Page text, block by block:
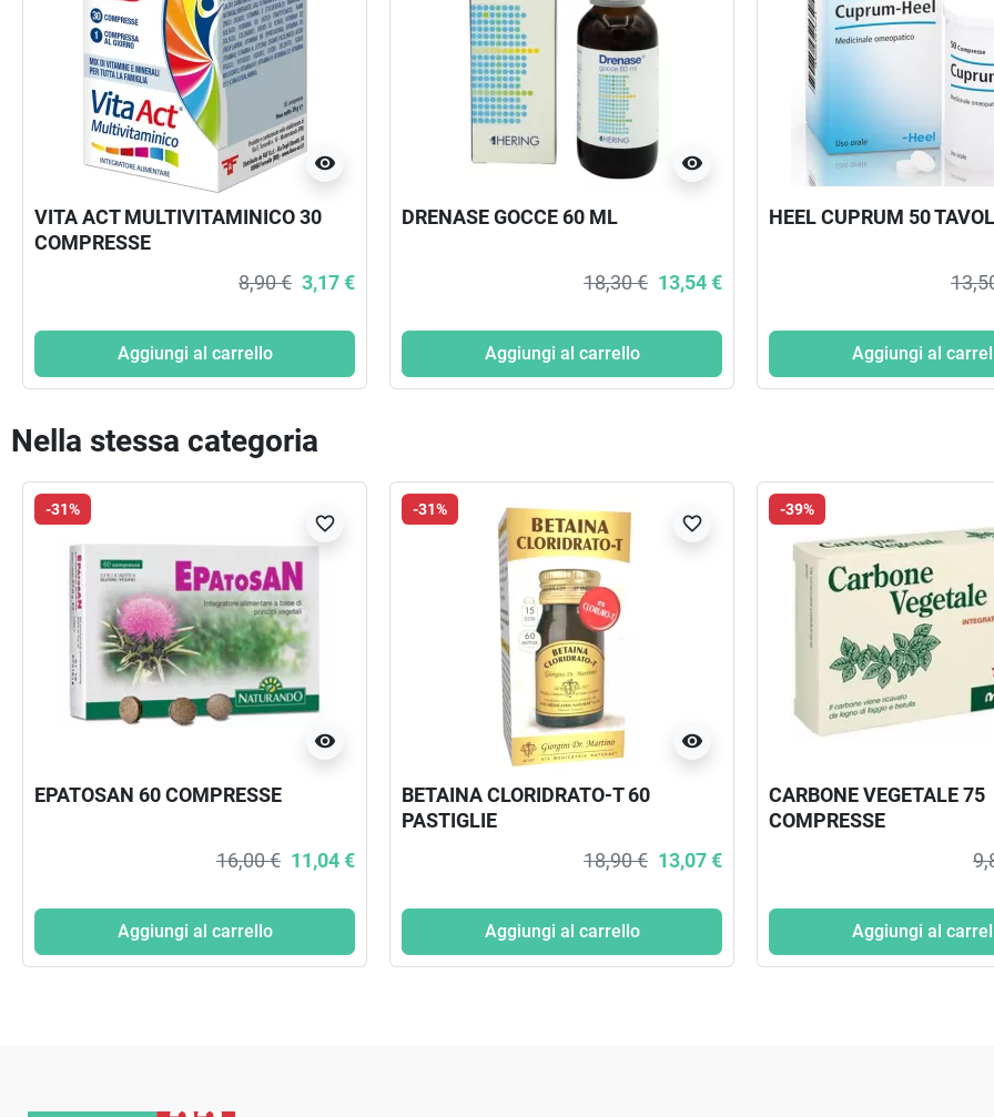
visibility
VITA ACT MULTIVITAMINICO 30
COMPRESSE
8,90 € 3,17 €
Aggiungi al carrello
visibility
DRENASE GOCCE 60 ML
18,30 € 13,54 €
Aggiungi al carrello
HEEL CUPRUM 50
Aggiungi al
Nella stessa categoria
-31%
visibility
favorite_border
EPATOSAN 60 COMPRESSE
16,00 € 11,04 €
Aggiungi al carrello
-31%
visibility
favorite_border
BETAINA CLORIDRATO-T 60
PASTIGLIE
18,90 € 13,07 €
Aggiungi al carrello
-39%
CARBONE VEGETALE 75
COMPRESSE
Aggiungi al